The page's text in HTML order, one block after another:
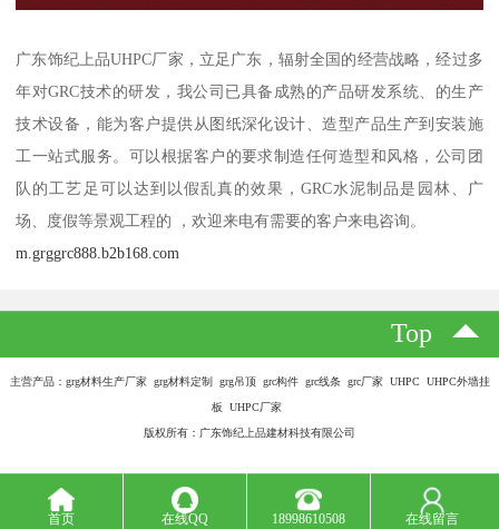
广东饰纪上品UHPC厂家，立足广东，辐射全国的经营战略，经过多
年对GRC技术的研发，我公司已具备成熟的产品研发系统、的生产
技术设备，能为客户提供从图纸深化设计、造型产品生产到安装施
工一站式服务。可以根据客户的要求制造任何造型和风格，公司团
队的工艺足可以达到以假乱真的效果，GRC水泥制品是园林、广
场、度假等景观工程的 ，欢迎来电有需要的客户来电咨询。
m.grggrc888.b2b168.com
Top
主营产品：grg材料生产厂家 grg材料定制 grg吊顶 grc构件 grc线条 grc厂家 UHPC UHPC外墙挂
板 UHPC厂家
版权所有：广东饰纪上品建材科技有限公司
首页 在线QQ 18998610508 在线留言